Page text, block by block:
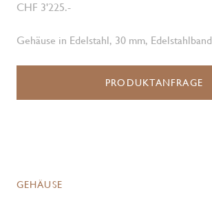
CHF 3'225.-
Gehäuse in Edelstahl, 30 mm, Edelstahlband
PRODUKTANFRAGE
GEHÄUSE